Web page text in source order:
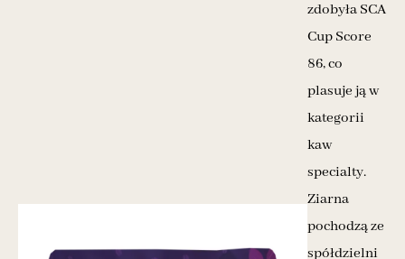
zdobyła SCA
Cup Score
86, co
plasuje ją w
kategorii
kaw
specialty.
Ziarna
pochodzą ze
spółdzielni